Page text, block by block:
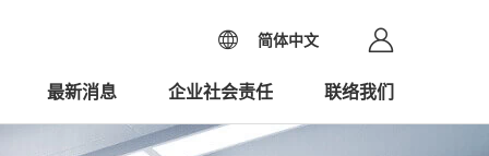
简体中文
最新消息 企业社会责任 联络我们